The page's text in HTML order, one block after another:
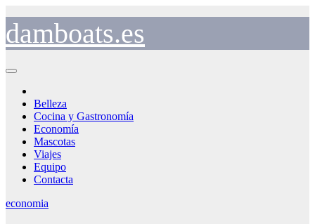
contenido
damboats.es
Belleza
Cocina y Gastronomía
Economía
Mascotas
Viajes
Equipo
Contacta
economia